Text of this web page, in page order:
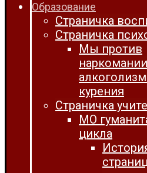
Образование
Страничка
Страничка
Мы против
наркомании
курения
Страничка
МО
цикла